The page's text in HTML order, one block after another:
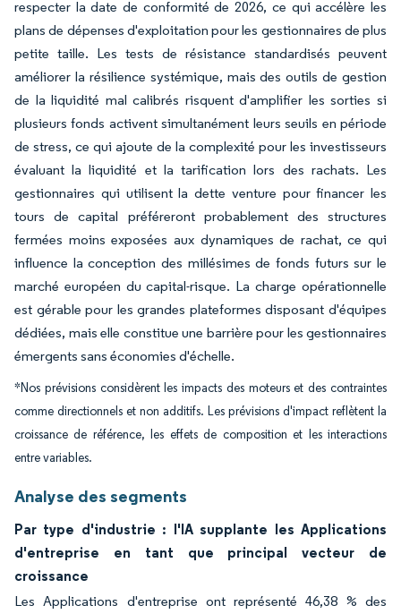
respecter la date de conformité de 2026, ce qui accélère les
plans de dépenses d'exploitation pour les gestionnaires de plus
petite taille. Les tests de résistance standardisés peuvent
améliorer la résilience systémique, mais des outils de gestion
de la liquidité mal calibrés risquent d'amplifier les sorties si
plusieurs fonds activent simultanément leurs seuils en période
de stress, ce qui ajoute de la complexité pour les investisseurs
évaluant la liquidité et la tarification lors des rachats. Les
gestionnaires qui utilisent la dette venture pour financer les
tours de capital préféreront probablement des structures
fermées moins exposées aux dynamiques de rachat, ce qui
influence la conception des millésimes de fonds futurs sur le
marché européen du capital-risque. La charge opérationnelle
est gérable pour les grandes plateformes disposant d'équipes
dédiées, mais elle constitue une barrière pour les gestionnaires
émergents sans économies d'échelle.
*Nos prévisions considèrent les impacts des moteurs et des contraintes
comme directionnels et non additifs. Les prévisions d'impact reflètent la
croissance de référence, les effets de composition et les interactions
entre variables.
Analyse des segments
Par type d'industrie : l'IA supplante les Applications
d'entreprise en tant que principal vecteur de
croissance
Les Applications d'entreprise ont représenté 46,38 % des